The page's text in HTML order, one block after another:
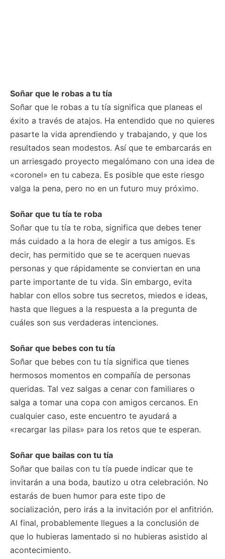
Soñar que le robas a tu tía
Soñar que le robas a tu tía significa que planeas el
éxito a través de atajos. Ha entendido que no quieres
pasarte la vida aprendiendo y trabajando, y que los
resultados sean modestos. Así que te embarcarás en
un arriesgado proyecto megalómano con una idea de
«coronel» en tu cabeza. Es posible que este riesgo
valga la pena, pero no en un futuro muy próximo.
Soñar que tu tía te roba
Soñar que tu tía te roba, significa que debes tener
más cuidado a la hora de elegir a tus amigos. Es
decir, has permitido que se te acerquen nuevas
personas y que rápidamente se conviertan en una
parte importante de tu vida. Sin embargo, evita
hablar con ellos sobre tus secretos, miedos e ideas,
hasta que llegues a la respuesta a la pregunta de
cuáles son sus verdaderas intenciones.
Soñar que bebes con tu tía
Soñar que bebes con tu tía significa que tienes
hermosos momentos en compañía de personas
queridas. Tal vez salgas a cenar con familiares o
salga a tomar una copa con amigos cercanos. En
cualquier caso, este encuentro te ayudará a
«recargar las pilas» para los retos que te esperan.
Soñar que bailas con tu tía
Soñar que bailas con tu tía puede indicar que te
invitarán a una boda, bautizo u otra celebración. No
estarás de buen humor para este tipo de
socialización, pero irás a la invitación por el anfitrión.
Al final, probablemente llegues a la conclusión de
que lo hubieras lamentado si no hubieras asistido al
acontecimiento.